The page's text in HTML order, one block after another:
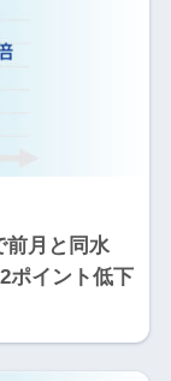
前月と同水
ポイント低下